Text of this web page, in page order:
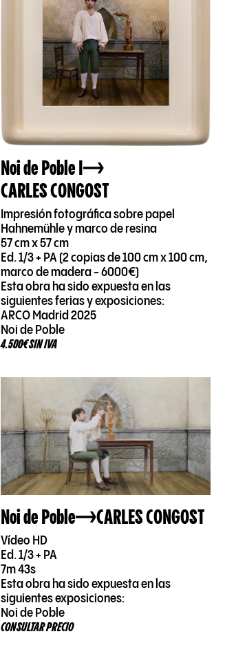
Noi de Poble I
CARLES CONGOST
Impresión fotográfica sobre papel
Hahnemühle y marco de resina
57 cm x 57 cm
Ed. 1/3 + PA (2 copias de 100 cm x 100 cm,
marco de madera - 6000€)
Esta obra ha sido expuesta en las
siguientes ferias y exposiciones:
ARCO Madrid 2025
Noi de Poble
4.500€ SIN IVA
Noi de Poble CARLES CONGOST
Vídeo HD
Ed. 1/3 + PA
7m 43s
Esta obra ha sido expuesta en las
siguientes exposiciones:
Noi de Poble
CONSULTAR PRECIO